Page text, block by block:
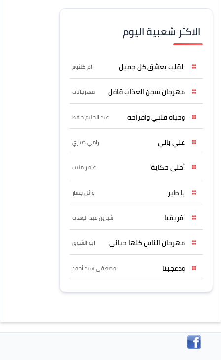
الاكثر شعبية اليوم
القلب يعشق كل جميل أم كلثوم
مهرجان سجن العذاب قافل مهرجانات
وحياه قلبي وافراحه عبد الحليم حافظ
علي بالي رامي صبري
أحلى حكاية عامر منيب
يا طير وائل جسار
افريقيا شيرين عبد الوهاب
مهرجان الناس كلها حبانى ابو الشوق
ودعجبنا مصطفى سيد أحمد